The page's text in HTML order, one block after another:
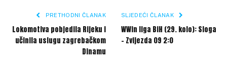
PRETHODNI ČLANAK
Lokomotiva pobjedila Rijeku i
učinila uslugu zagrebačkom
Dinamu
SLJEDEĆI ČLANAK
WWin liga BiH (29. kolo): Sloga
– Zvijezda 09 2:0